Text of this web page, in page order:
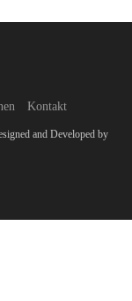
Kontakt
and Developed by